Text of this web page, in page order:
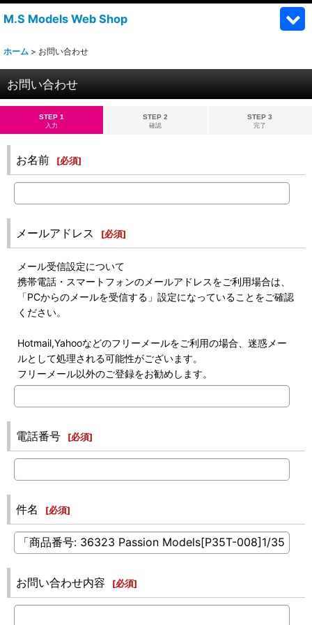
M.S Models Web Shop
ホーム > お問い合わせ
お問い合わせ
STEP 1
入力
STEP 2
確認
STEP 3
完了
お名前 [必須]
メールアドレス [必須]
メール受信設定について
携帯電話・スマートフォンのメールアドレスをご利用場合は、
「PCからのメールを受信する」設定になっていることをご確認
ください。
Hotmail,Yahooなどのフリーメールをご利用の場合、迷惑メー
ルとして処理される可能性がございます。
フリーメール以外のご登録をお勧めします。
電話番号 [必須]
件名 [必須]
お問い合わせ内容 [必須]